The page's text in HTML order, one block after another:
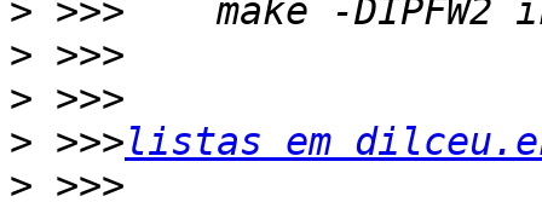
>
>
>
> >>>listas em
>